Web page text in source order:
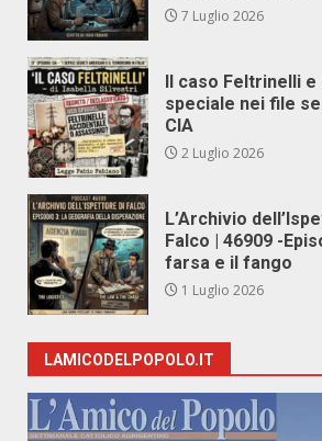
7 Luglio 2026
Il caso Feltrinelli e
speciale nei file
CIA
2 Luglio 2026
L’Archivio
Falco | 46909 -
farsa e il fango
1 Luglio 2026
LAMICODELPOPOLO.IT